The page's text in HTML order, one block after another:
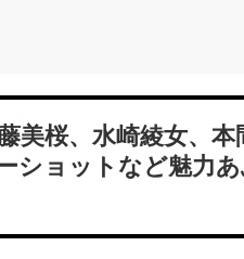
美桜、水崎綾女、
ショットなど魅力